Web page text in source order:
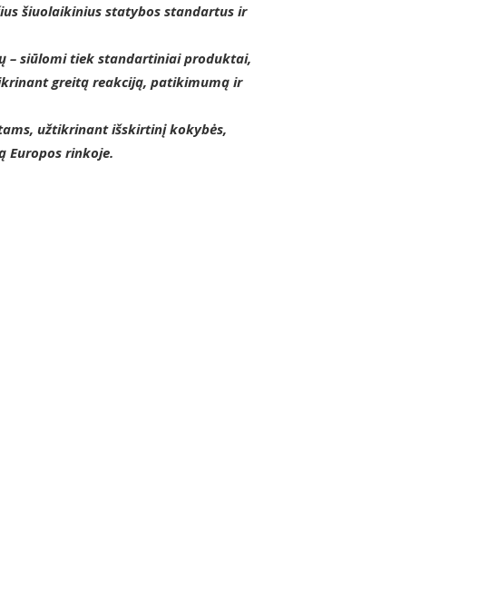
šiuolaikinius statybos standartus ir
– siūlomi tiek standartiniai produktai,
greitą reakciją, patikimumą ir
užtikrinant išskirtinį kokybės,
Europos rinkoje.